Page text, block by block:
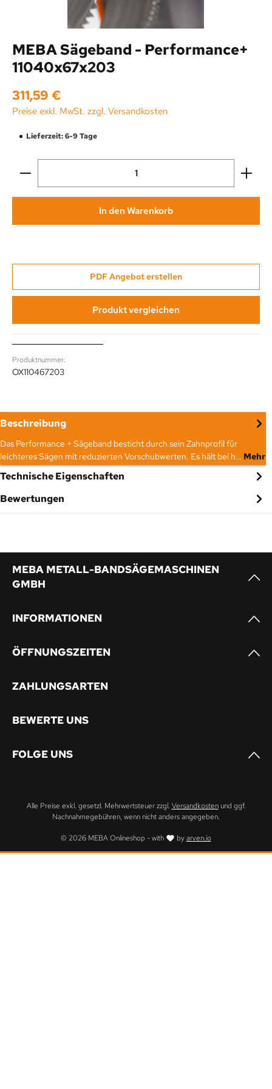
MEBA Sägeband - Performance+
11040x67x203
Regulärer Preis:
311,59 €
Preise exkl. MwSt. zzgl. Versandkosten
Lieferzeit: 6-9 Tage
Produkt Anzahl: Gib den gewünschten Wert ein
In den Warenkorb
PDF Angebot erstellen
Produkt vergleichen
Produktnummer:
OX110467203
Beschreibung
Das Performance + Sägeband besticht durch sein Zahnprofil für
leichteres Sägen mit reduzierten Vorschubwerten. Es hält bei h… Mehr
Technische Eigenschaften
Bewertungen
MEBA METALL-BANDSÄGEMASCHINEN
GMBH
INFORMATIONEN
ÖFFNUNGSZEITEN
ZAHLUNGSARTEN
BEWERTE UNS
FOLGE UNS
© 2026 MEBA Onlineshop - with byarven.io
Alle Preise exkl. gesetzl. Mehrwertsteuer zzgl. Versandkostenund ggf.
Nachnahmegebühren, wenn nicht anders angegeben.